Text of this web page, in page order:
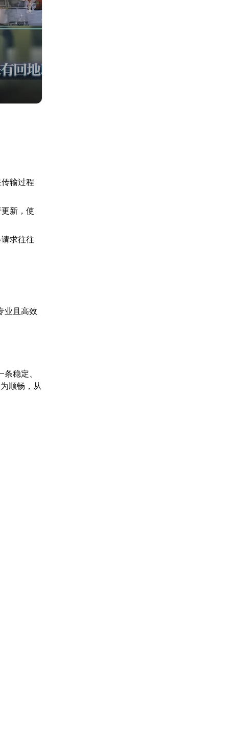
输过程
新，使
求往往
业且高效
稳定、
顺畅，从